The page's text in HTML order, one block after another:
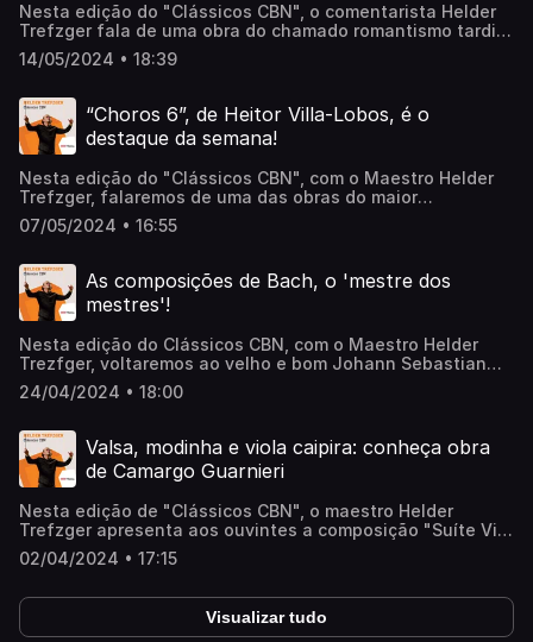
Nesta edição do "Clássicos CBN", o comentarista Helder
Trefzger fala de uma obra do chamado romantismo tardio,
a suíte O Cavaleiro da Rosa, de Richard Strauss. Também
falaremos da música brasileira, mais especificamente do
presença de nomes da cena nacional e local, como o
Quarteto Zuri e o Duo Gisbranco. Ouça a conversa
completa!
14/05/2024 • 18:39
“Choros 6”, de Heitor Villa-Lobos, é o
destaque da semana!
Nesta edição do "Clássicos CBN", com o Maestro Helder
Trefzger, falaremos de uma das obras do maior
compositor brasileiro de todos os tempos, Heitor Villa-
Lobos. Em “Choros 6” o compositor nos mostra a sua
ritmos característicos brasileiros. Ele descreve ainda sons
da natureza e utiliza instrumentos indígenas na
percussão, o que confere à obra uma sonoridade única.
07/05/2024 • 16:55
As composições de Bach, o 'mestre dos
mestres'!
Nesta edição do Clássicos CBN, com o Maestro Helder
Trezfger, voltaremos ao velho e bom Johann Sebastian
Bach, o mestre de todos os compositores. Abordaremos
algumas de suas obras mais emblemáticas e, para
Goldberg e o Concerto para dois violinos. Ouça a conversa
completa!
24/04/2024 • 18:00
Valsa, modinha e viola caipira: conheça obra
de Camargo Guarnieri
Nesta edição de "Clássicos CBN", o maestro Helder
Trefzger apresenta aos ouvintes a composição "Suíte Vila
Rica", do brasileiro Camargo Guarnieri. Composta como
trilha sonora do filme "Rebelião em Vila Rica", de 1957, a
elementos que transmitem a identidade brasileira, como
modinhas, valsas, toadas e violas caipiras. Com
02/04/2024 • 17:15
Visualizar tudo